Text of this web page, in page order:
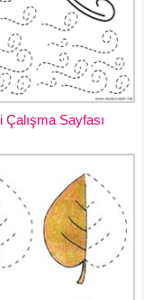
Çalışma Sayfası